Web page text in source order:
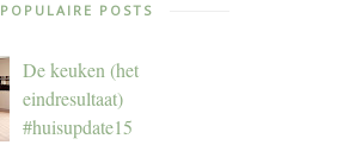
POPULAIRE POSTS
De keuken (het
eindresultaat)
#huisupdate15